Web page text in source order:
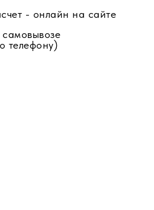
телефону)
- онлайн на сайте